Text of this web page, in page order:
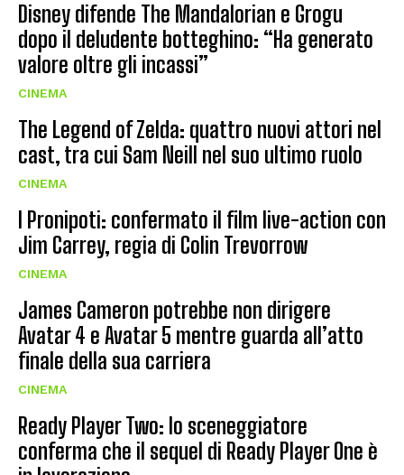
Disney difende The Mandalorian e Grogu
dopo il deludente botteghino: “Ha generato
valore oltre gli incassi”
CINEMA
The Legend of Zelda: quattro nuovi attori nel
cast, tra cui Sam Neill nel suo ultimo ruolo
CINEMA
I Pronipoti: confermato il film live-action con
Jim Carrey, regia di Colin Trevorrow
CINEMA
James Cameron potrebbe non dirigere
Avatar 4 e Avatar 5 mentre guarda all’atto
finale della sua carriera
CINEMA
Ready Player Two: lo sceneggiatore
conferma che il sequel di Ready Player One è